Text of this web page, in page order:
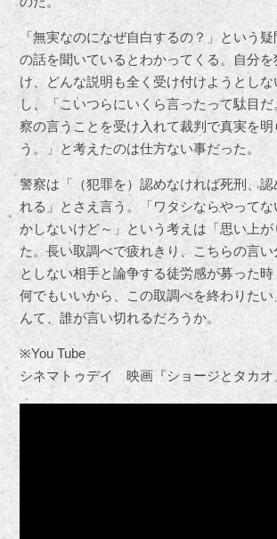
「無実なのになぜ自白するの？」という
の話を聞いているとわかってくる。自分を
け、どんな説明も全く受け付けようとし
し、「こいつらにいくら言ったって駄目
察の言うことを受け入れて裁判で真実を明
う。」と考えたのは仕方ない事だった。
警察は「（犯罪を）認めなければ死刑、認
れる」とさえ言う。「ワタシならやって
かしないけど～」という考えは「思い上
た。長い取調べで疲れきり、こちらの言い
としない相手と論争する徒労感が募った
何でもいいから、この取調べを終わりた
んて、誰が言い切れるだろうか。
※You Tube
シネマトゥデイ 映画『ショージとタカオ